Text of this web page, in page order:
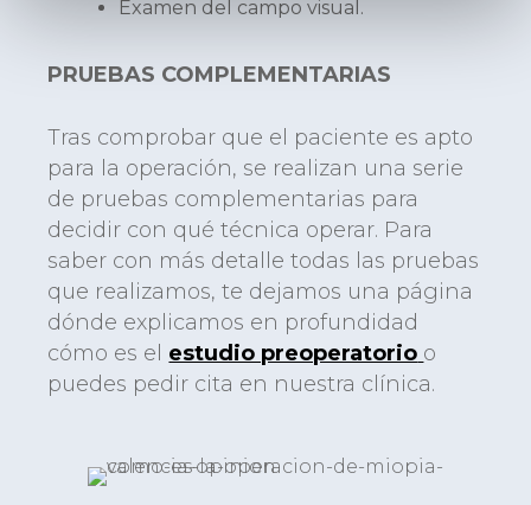
Examen del campo visual.
PRUEBAS COMPLEMENTARIAS
Tras comprobar que el paciente es apto
para la operación, se realizan una serie
de pruebas complementarias para
decidir con qué técnica operar. Para
saber con más detalle todas las pruebas
que realizamos, te dejamos una página
dónde explicamos en profundidad
cómo es el estudio preoperatorio o
puedes pedir cita en nuestra clínica.